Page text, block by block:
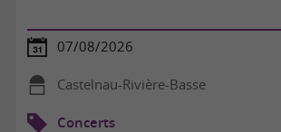
07/08/2026
Castelnau-Rivière-Basse
Concerts